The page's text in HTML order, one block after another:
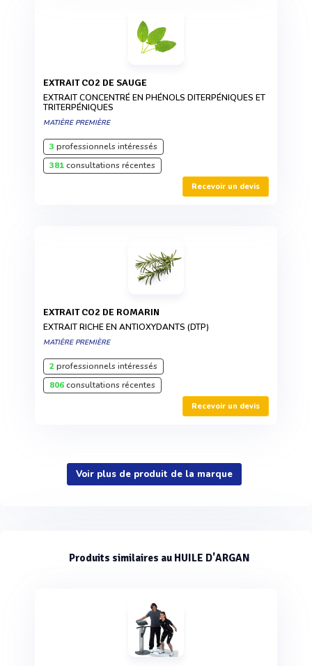
EXTRAIT CO2 DE SAUGE
EXTRAIT CONCENTRÉ EN PHÉNOLS DITERPÉNIQUES ET
TRITERPÉNIQUES
MATIÈRE PREMIÈRE
3 professionnels intéressés
381consultations récentes
Recevoir un devis
EXTRAIT CO2 DE ROMARIN
EXTRAIT RICHE EN ANTIOXYDANTS (DTP)
MATIÈRE PREMIÈRE
2professionnels intéressés
806consultations récentes
Recevoir un devis
Voir plus de produit de la marque
Produits similaires au HUILE D'ARGAN